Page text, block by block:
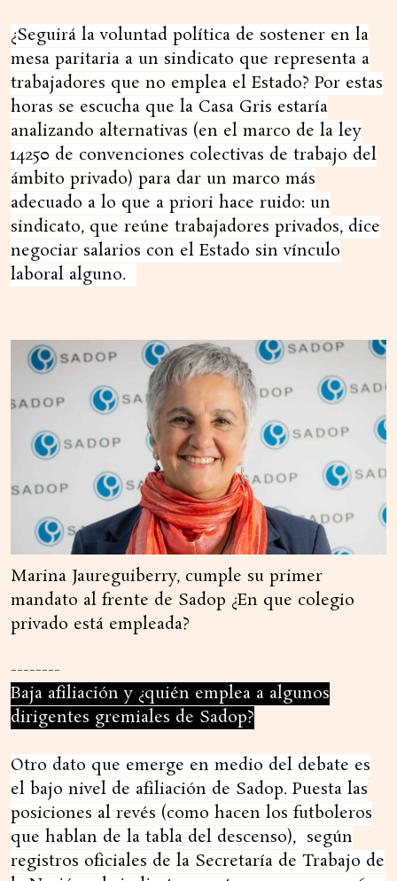
¿Seguirá la voluntad política de sostener en la
mesa paritaria a un sindicato que representa a
trabajadores que no emplea el Estado? Por estas
horas se escucha que la Casa Gris estaría
analizando alternativas (en el marco de la ley
14250 de convenciones colectivas de trabajo del
ámbito privado) para dar un marco más
adecuado a lo que a priori hace ruido: un
sindicato, que reúne trabajadores privados, dice
negociar salarios con el Estado sin vínculo
laboral alguno.
Marina Jaureguiberry, cumple su primer
mandato al frente de Sadop ¿En que colegio
privado está empleada?
--------
Baja afiliación y ¿quién emplea a algunos
dirigentes gremiales de Sadop?
Otro dato que emerge en medio del debate es
el bajo nivel de afiliación de Sadop. Puesta las
posiciones al revés (como hacen los futboleros
que hablan de la tabla del descenso), según
registros oficiales de la Secretaría de Trabajo de